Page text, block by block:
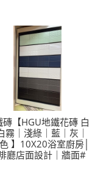
磚【HGU地鐵花磚 白
霧｜淺綠｜藍｜灰｜
】10X20浴室廚房│
廳店面設計｜牆面#